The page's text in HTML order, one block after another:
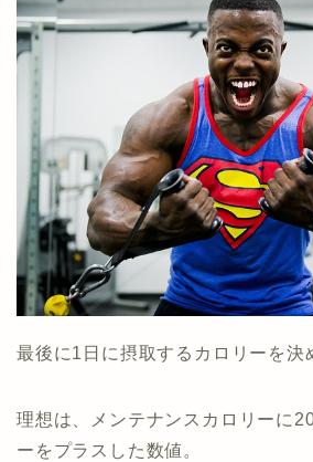
最後に1日に摂取するカロリーを決
理想は、メンテナンスカロリーに
ーをプラスした数値。